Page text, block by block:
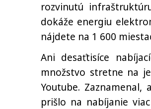
rozvinutú
dokáže energiu
nájdete na 1 600
Ani desaťtisíce
množstvo stretne na
Youtube.
prišlo na nabíjanie